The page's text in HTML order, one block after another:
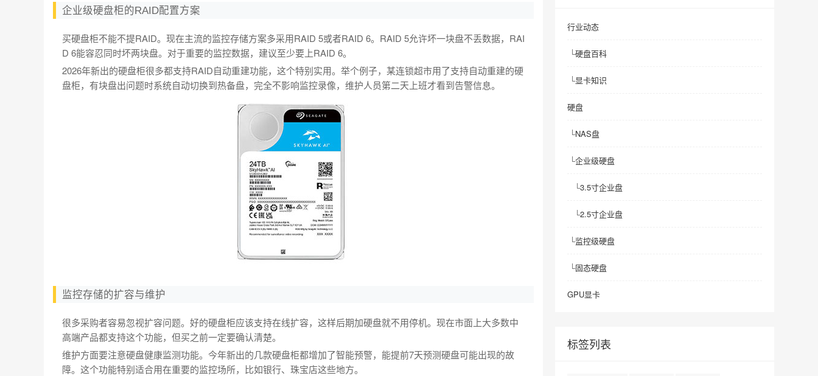
企业级硬盘柜的RAID配置方案
买硬盘柜不能不提RAID。现在主流的监控存储方案多采用RAID 5或者RAID 6。RAID 5允许坏一块盘不丢数据，RAI
D 6能容忍同时坏两块盘。对于重要的监控数据，建议至少要上RAID 6。
2026年新出的硬盘柜很多都支持RAID自动重建功能，这个特别实用。举个例子，某连锁超市用了支持自动重建的硬
盘柜，有块盘出问题时系统自动切换到热备盘，完全不影响监控录像，维护人员第二天上班才看到告警信息。
监控存储的扩容与维护
很多采购者容易忽视扩容问题。好的硬盘柜应该支持在线扩容，这样后期加硬盘就不用停机。现在市面上大多数中
高端产品都支持这个功能，但买之前一定要确认清楚。
维护方面要注意硬盘健康监测功能。今年新出的几款硬盘柜都增加了智能预警，能提前7天预测硬盘可能出现的故
障。这个功能特别适合用在重要的监控场所，比如银行、珠宝店这些地方。
行业动态
└硬盘百科
└显卡知识
硬盘
└NAS盘
└企业级硬盘
└3.5寸企业盘
└2.5寸企业盘
└监控级硬盘
└固态硬盘
GPU显卡
标签列表